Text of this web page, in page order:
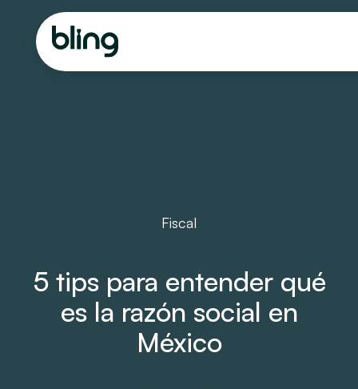
Fiscal
5 tips para entender qué
es la razón social en
México